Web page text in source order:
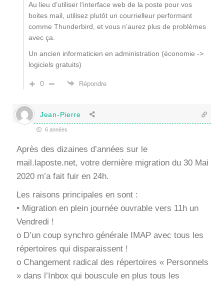
Au lieu d’utiliser l’interface web de la poste pour vos
boites mail, utilisez plutôt un courrielleur performant
comme Thunderbird, et vous n’aurez plus de problèmes
avec ça.
Un ancien informaticien en administration (économie ->
logiciels gratuits)
0 Répondre
Jean-Pierre
6 années
Après des dizaines d’années sur le
mail.laposte.net, votre dernière migration du 30 Mai
2020 m’a fait fuir en 24h.
Les raisons principales en sont :
• Migration en plein journée ouvrable vers 11h un
Vendredi !
o D’un coup synchro générale IMAP avec tous les
répertoires qui disparaissent !
o Changement radical des répertoires « Personnels
» dans l’Inbox qui bouscule en plus tous les